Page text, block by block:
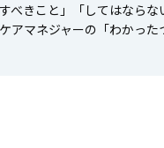
べきこと」「してはなら
アマネジャーの「わかっ